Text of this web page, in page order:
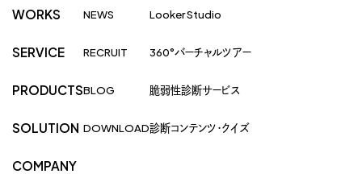
WORKS
SERVICE
PRODUCTS
SOLUTION
COMPANY
NEWS
RECRUIT
BLOG
DOWNLOAD
Looker Studio
360°バーチャルツアー
脆弱性診断サービス
診断コンテンツ・クイズ